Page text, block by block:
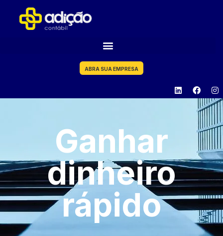
ABRA SUA EMPRESA
Ganhar
dinheiro
rápido